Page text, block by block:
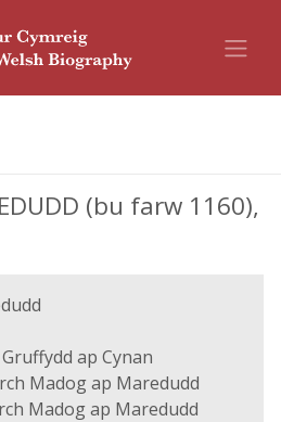
(bu farw 1160),
ap Cynan
Madog ap Maredudd
Madog ap Maredudd